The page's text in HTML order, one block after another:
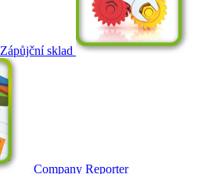
Zápůjční sklad
Company Reporter